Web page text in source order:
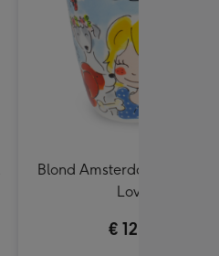
Blond Amsterdam | Mok |
Lover
€ 12,99